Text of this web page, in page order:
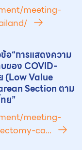
meeting-
อ“การแสดงความ
ของ COVID-
Value
Section ตาม
ย”
meeting-
ca...